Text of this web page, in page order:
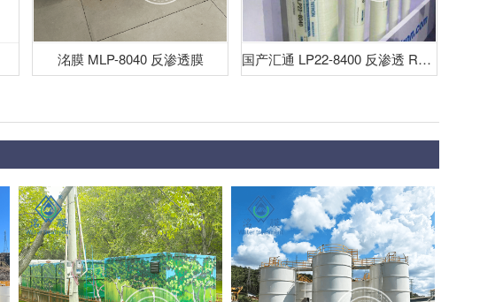
洺膜 MLP-8040 反渗透膜 国产汇通 LP22-8400 反渗透 RO 膜